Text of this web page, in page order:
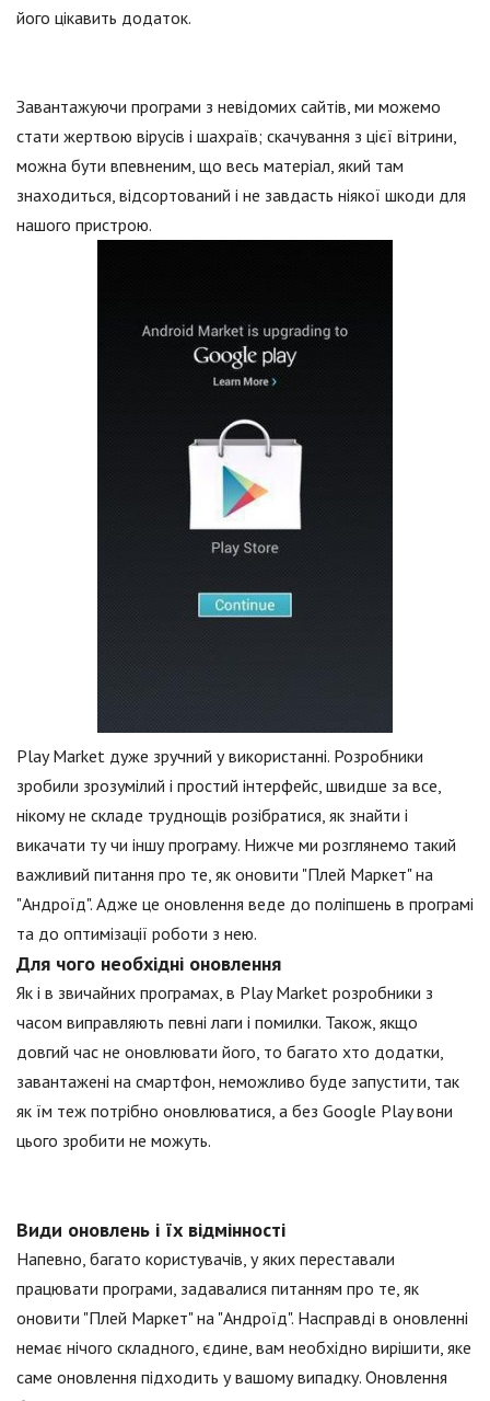
його цікавить додаток.
Завантажуючи програми з невідомих сайтів, ми можемо
стати жертвою вірусів і шахраїв; скачування з цієї вітрини,
можна бути впевненим, що весь матеріал, який там
знаходиться, відсортований і не завдасть ніякої шкоди для
нашого пристрою.
Play Market дуже зручний у використанні. Розробники
зробили зрозумілий і простий інтерфейс, швидше за все,
нікому не складе труднощів розібратися, як знайти і
викачати ту чи іншу програму. Нижче ми розглянемо такий
важливий питання про те, як оновити "Плей Маркет" на
"Андроїд". Адже це оновлення веде до поліпшень в програмі
та до оптимізації роботи з нею.
Для чого необхідні оновлення
Як і в звичайних програмах, в Play Market розробники з
часом виправляють певні лаги і помилки. Також, якщо
довгий час не оновлювати його, то багато хто додатки,
завантажені на смартфон, неможливо буде запустити, так
як їм теж потрібно оновлюватися, а без Google Play вони
цього зробити не можуть.
Види оновлень і їх відмінності
Напевно, багато користувачів, у яких переставали
працювати програми, задавалися питанням про те, як
оновити "Плей Маркет" на "Андроїд". Насправді в оновленні
немає нічого складного, єдине, вам необхідно вирішити, яке
саме оновлення підходить у вашому випадку. Оновлення